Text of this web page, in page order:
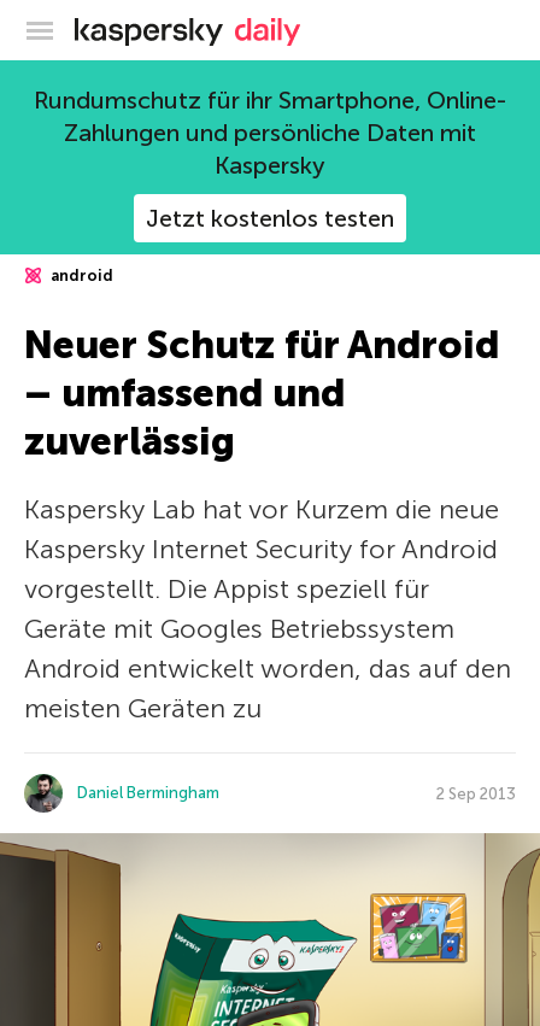
Offizieller Blog von Kaspersky
Rundumschutz für ihr Smartphone, Online-
Zahlungen und persönliche Daten mit
Kaspersky
Jetzt kostenlos testen
android
Neuer Schutz für Android
– umfassend und
zuverlässig
Kaspersky Lab hat vor Kurzem die neue
Kaspersky Internet Security for Android
vorgestellt. Die Appist speziell für
Geräte mit Googles Betriebssystem
Android entwickelt worden, das auf den
meisten Geräten zu
Daniel Bermingham 2 Sep 2013